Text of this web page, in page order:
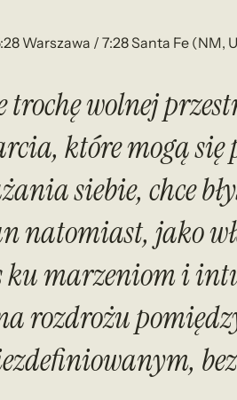
Warszawa / 7:28 Santa Fe (NM,
wolnej
które mogą się
siebie, chce
natomiast, jako
ku marzeniom i
rozdrożu